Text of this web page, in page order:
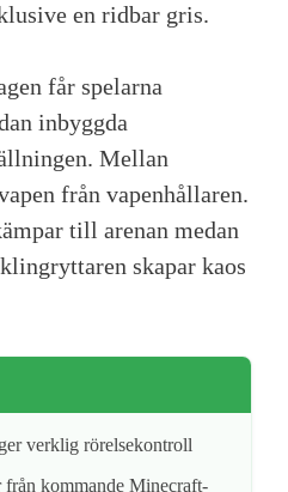
en ridbar gris.
får spelarna
inbyggda
Mellan
från vapenhållaren.
till arenan medan
skapar kaos
verklig rörelsekontroll
kommande Minecraft-